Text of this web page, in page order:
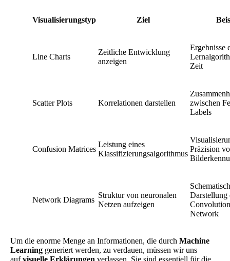
Visualisierungstyp Ziel
Line Charts
Zeitliche Entwicklung
anzeigen
Ergebnisse
Zeit
Scatter Plots Korrelationen darstellen
zwischen
Labels
Confusion Matrices
Leistung eines
Klassifizierungsalgorithmus
Präzision
Network Diagrams
Struktur von neuronalen
Netzen aufzeigen
Darstellung
Network
Um die enorme Menge an Informationen, die durch Machine
Learning generiert werden, zu verdauen, müssen wir uns